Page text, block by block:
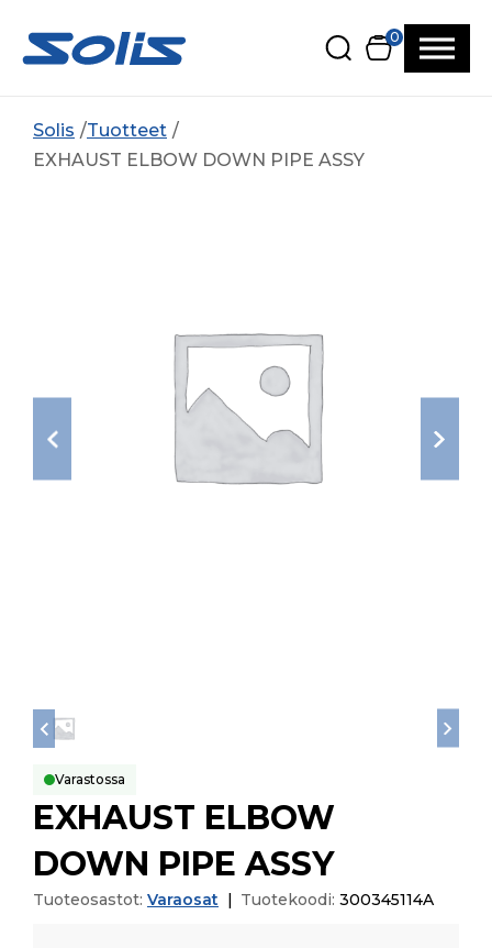
0
Solis
Tuotteet
EXHAUST ELBOW DOWN PIPE ASSY
Varastossa
EXHAUST ELBOW
DOWN PIPE ASSY
Tuoteosastot: Varaosat Tuotekoodi: 300345114A